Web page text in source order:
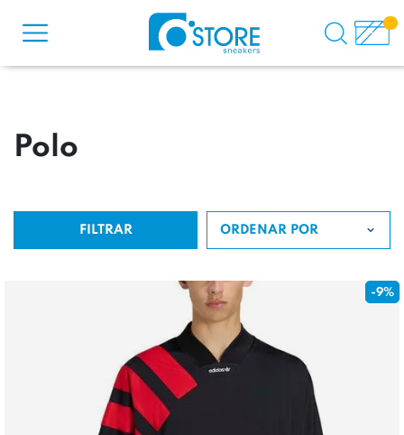
Polo
FILTRAR ORDENAR POR
-9%